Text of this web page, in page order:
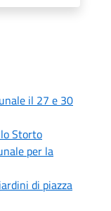
il 27 e 30
Storto
per la
di piazza